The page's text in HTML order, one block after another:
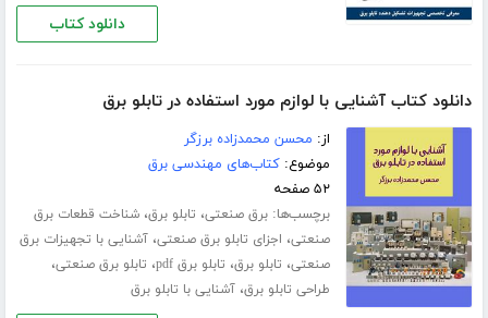
دانلود کتاب
دانلود کتاب آشنایی با لوازم مورد استفاده در تابلو برق
از: محسن محمدزاده برزگر
موضوع:کتاب‌های مهندسی برق
۵۲ صفحه
برچسب‌ها:برق صنعتی، تابلو برق،شناخت قطعات برق
صنعتی، اجزای تابلو برق صنعتی،آشنایی با تجهیزات برق
صنعتی، تابلو برق، تابلو برق pdf ، تابلو برق صنعتی،
طراحی تابلو برق،آشنایی با تابلو برق